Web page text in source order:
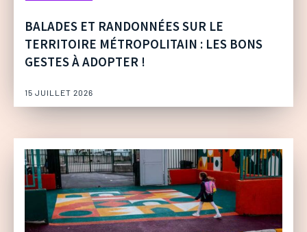
BALADES ET RANDONNÉES SUR LE
TERRITOIRE MÉTROPOLITAIN : LES BONS
GESTES À ADOPTER !
15 JUILLET 2026